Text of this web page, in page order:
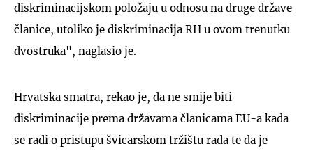
diskriminacijskom položaju u odnosu na druge države
članice, utoliko je diskriminacija RH u ovom trenutku
dvostruka", naglasio je.
Hrvatska smatra, rekao je, da ne smije biti
diskriminacije prema državama članicama EU-a kada
se radi o pristupu švicarskom tržištu rada te da je